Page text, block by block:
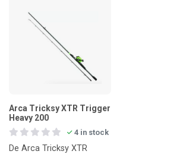
Arca Tricksy XTR Trigger
Heavy 200
4 in stock
De Arca Tricksy XTR